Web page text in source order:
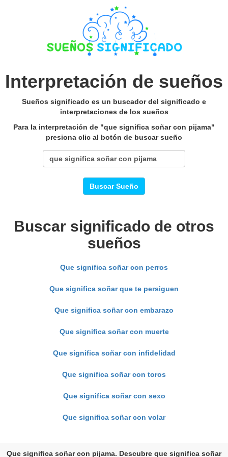
Interpretación de sueños
Sueños significado es un buscador del significado e
interpretaciones de los sueños
Para la interpretación de "que significa soñar con pijama"
presiona clic al botón de buscar sueño
Buscar Sueño
Buscar significado de otros
sueños
Que significa soñar con perros
Que significa soñar que te persiguen
Que significa soñar con embarazo
Que significa soñar con muerte
Que significa soñar con infidelidad
Que significa soñar con toros
Que significa soñar con sexo
Que significa soñar con volar
Que significa soñar con pijama. Descubre que significa soñar